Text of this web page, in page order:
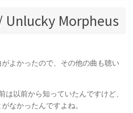
Unlucky Morpheus
よかったので、その他の曲も聴い
は以前から知っていたんですけど、
なかったんですよね。